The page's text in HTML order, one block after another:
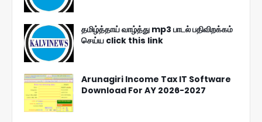
தமிழ்த்தாய் வாழ்த்து mp3 பாடல் பதிவிறக்கம்
செய்ய click this link
Arunagiri Income Tax IT Software
Download For AY 2026-2027